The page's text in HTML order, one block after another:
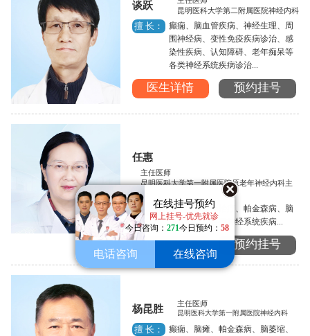
在线挂号预约
网上挂号-优先就诊
今日咨询： 271今日预约： 58
电话咨询 在线咨询
谈跃
昆明医科大学第二附属医院神经内科
擅 长：
癫痫、脑血管疾病、神经生理、周
围神经病、变性免疫疾病诊治、感
染性疾病、认知障碍、老年痴呆等
各类神经系统疾病诊治...
医生详情 预约挂号
任惠
主任医师
昆明医科大学第一附属医院原老年神经内科主
任
擅 长： 癫痫的诊断与治疗、帕金森病、脑
血管病以及各类神经系统疾病...
医生详情 预约挂号
杨昆胜 主任医师
昆明医科大学第一附属医院神经内科
擅 长：
癫痫、脑瘫、帕金森病、脑萎缩、